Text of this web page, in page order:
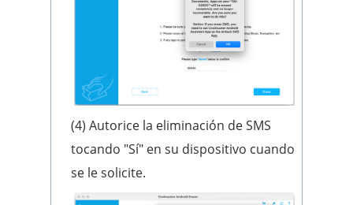
(4) Autorice la eliminación de SMS
tocando "Sí" en su dispositivo cuando
se le solicite.